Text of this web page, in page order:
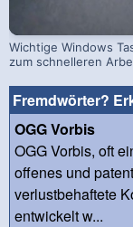
Wichtige Windows
zum schnelleren
Fremdwörter?
OGG Vorbis
OGG Vorbis, oft
offenes und
verlustbehaftete
entwickelt w...